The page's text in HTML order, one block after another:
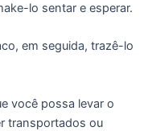
lo sentar e esperar.
em seguida, trazê-lo
você possa levar o
transportados ou